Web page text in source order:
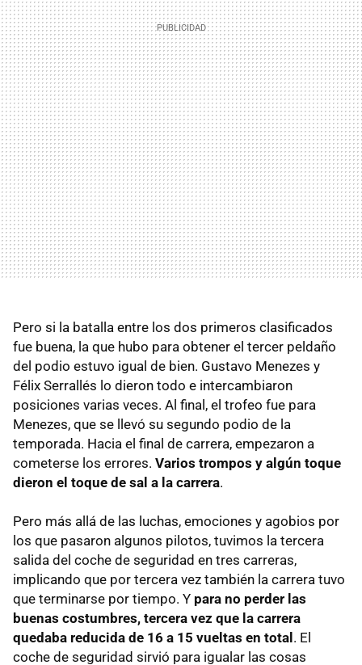
Pero si la batalla entre los dos primeros clasificados
fue buena, la que hubo para obtener el tercer peldaño
del podio estuvo igual de bien. Gustavo Menezes y
Félix Serrallés lo dieron todo e intercambiaron
posiciones varias veces. Al final, el trofeo fue para
Menezes, que se llevó su segundo podio de la
temporada. Hacia el final de carrera, empezaron a
cometerse los errores. Varios trompos y algún toque
dieron el toque de sal a la carrera.
Pero más allá de las luchas, emociones y agobios por
los que pasaron algunos pilotos, tuvimos la tercera
salida del coche de seguridad en tres carreras,
implicando que por tercera vez también la carrera tuvo
que terminarse por tiempo. Y para no perder las
buenas costumbres, tercera vez que la carrera
quedaba reducida de 16 a 15 vueltas en total. El
coche de seguridad sirvió para igualar las cosas